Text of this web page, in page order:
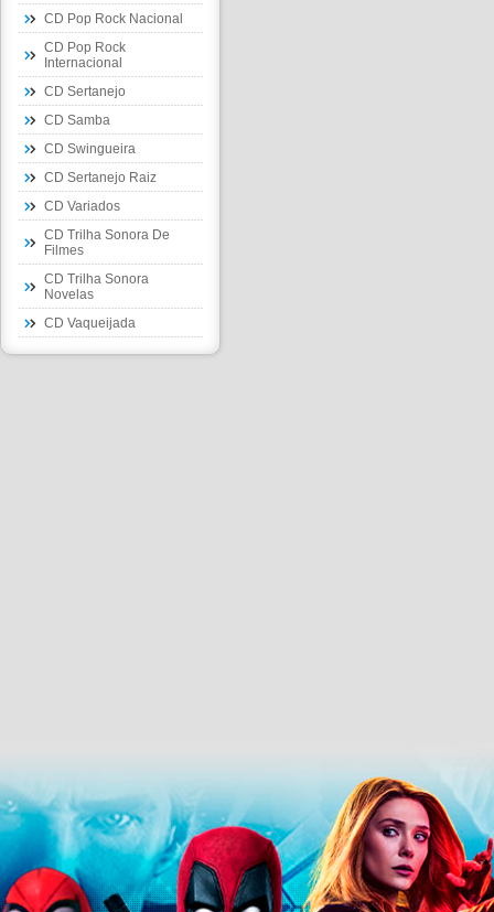
CD Pop Rock Nacional
CD Pop Rock
Internacional
CD Sertanejo
CD Samba
CD Swingueira
CD Sertanejo Raiz
CD Variados
CD Trilha Sonora De
Filmes
CD Trilha Sonora
Novelas
CD Vaqueijada